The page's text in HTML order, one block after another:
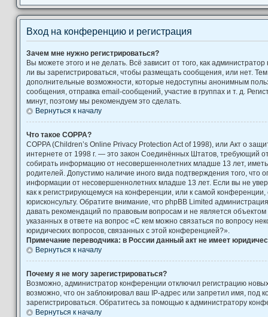
Вход на конференцию и регистрация
Зачем мне нужно регистрироваться?
Вы можете этого и не делать. Всё зависит от того, как
ли вы зарегистрироваться, чтобы размещать сообщения, или нет.
дополнительные возможности, которые недоступны анонимным
сообщения, отправка email-сообщений, участие в группах и т. д.
минут, поэтому мы рекомендуем это сделать.
Вернуться к началу
Что такое COPPA?
COPPA (Children’s Online Privacy Protection Act of 1998), или Акт о
интернете от 1998 г. — это закон Соединённых Штатов, требующий
собирать информацию от несовершеннолетних младше 13 лет, иметь
родителей. Допустимо наличие иного вида подтверждения того, что
информации от несовершеннолетних младше 13 лет. Если вы не
как к регистрирующемуся на конференции, или к самой
юрисконсульту. Обратите внимание, что phpBB Limited
давать рекомендаций по правовым вопросам и не является
указанных в ответе на вопрос «С кем можно связаться по вопросу
юридических вопросов, связанных с этой конференцией?».
Примечание переводчика: в России данный акт не имеет
Вернуться к началу
Почему я не могу зарегистрироваться?
Возможно, администратор конференции отключил регистрацию
возможно, что он заблокировал ваш IP-адрес или запретил имя, под
зарегистрироваться. Обратитесь за помощью к администратору
Вернуться к началу